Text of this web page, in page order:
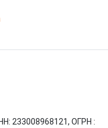
233008968121, ОГРН :